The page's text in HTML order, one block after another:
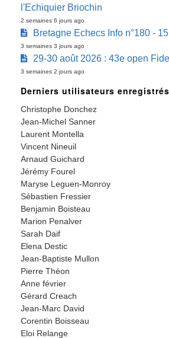
l'Echiquier Briochin
2 semaines 6 jours ago
Bretagne Echecs Info n°180 -
3 semaines 3 jours ago
29-30 août 2026 : 43e open
3 semaines 2 jours ago
Derniers utilisateurs enregistrés
Christophe Donchez
Jean-Michel Sanner
Laurent Montella
Vincent Nineuil
Arnaud Guichard
Jérémy Fourel
Maryse Leguen-Monroy
Sébastien Fressier
Benjamin Boisteau
Marion Penalver
Sarah Daif
Elena Destic
Jean-Baptiste Mullon
Pierre Théon
Anne février
Gérard Creach
Jean-Marc David
Corentin Boisseau
Eloi Relange